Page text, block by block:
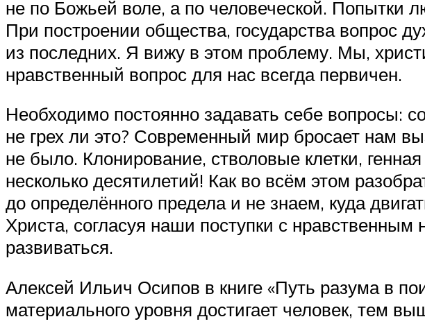
не по Божьей воле, а по человеческой. Попытки
При построении общества, государства вопрос
из последних. Я вижу в этом проблему. Мы,
нравственный вопрос для нас всегда первичен.
Необходимо постоянно задавать себе вопросы:
не грех ли это? Современный мир бросает нам
не было. Клонирование, стволовые клетки,
несколько десятилетий! Как во всём этом
до определённого предела и не знаем, куда
Христа, согласуя наши поступки с
развиваться.
Алексей Ильич Осипов в книге «Путь разума в
материального уровня достигает человек, тем